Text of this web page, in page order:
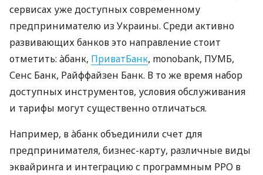
сервисах уже доступных современному
предпринимателю из Украины. Среди активно
развивающих банков это направление стоит
отметить: àбанк, ПриватБанк, monobank, ПУМБ,
Сенс Банк, Райффайзен Банк. В то же время набор
доступных инструментов, условия обслуживания
и тарифы могут существенно отличаться.
Например, в àбанк объединили счет для
предпринимателя, бизнес-карту, различные виды
эквайринга и интеграцию с программным РРО в